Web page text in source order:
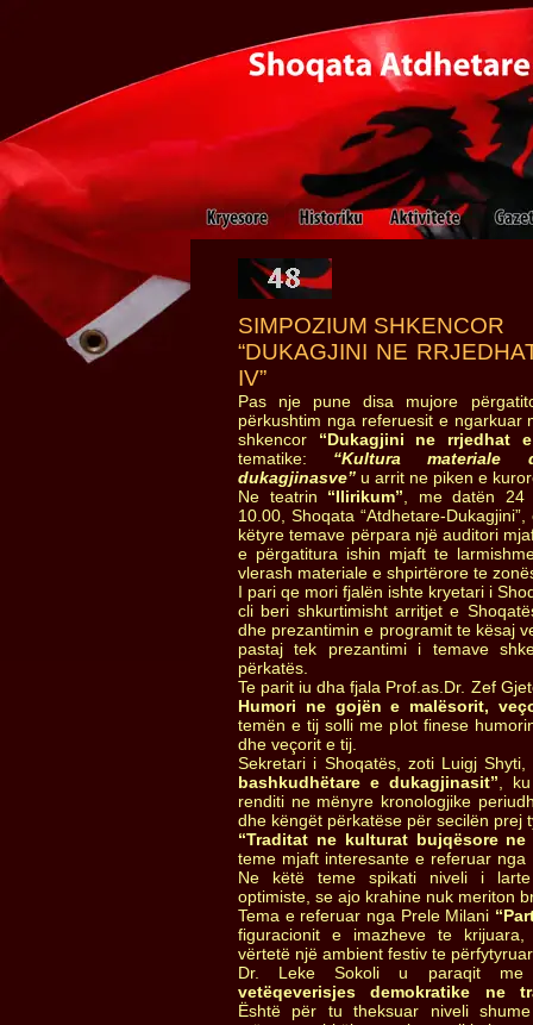
SIMPOZIUM SHKENCOR
“DUKAGJINI NE
IV”
Pas nje pune disa mujore
përkushtim nga referuesit e ngarkuar
shkencor “Dukagjini ne rrjedhat
tematike: “Kultura materiale
dukagjinasve” u arrit ne piken e
Ne teatrin “Ilirikum” , me datën
10.00, Shoqata “Atdhetare-
këtyre temave përpara një auditori
e përgatitura ishin mjaft te
vlerash materiale e shpirtërore te
I pari qe mori fjalën ishte kryetari i
cli beri shkurtimisht arritjet e
dhe prezantimin e programit te kësaj
pastaj tek prezantimi i temave
përkatës.
Te parit iu dha fjala Prof.as.Dr. Zef
Humori ne gojën e malësorit,
temën e tij solli me plot finese
dhe veçorit e tij.
Sekretari i Shoqatës, zoti Luigj
bashkudhëtare e dukagjinasit” ,
renditi ne mënyre kronologjike
dhe këngët përkatëse për secilën prej
“Traditat ne kulturat bujqësore ne
teme mjaft interesante e referuar nga
Ne këtë teme spikati niveli i
optimiste, se ajo krahine nuk meriton
Tema e referuar nga Prele Milani
figuracionit e imazheve te
vërtetë një ambient festiv te
Dr. Leke Sokoli u paraqit
vetëqeverisjes demokratike ne
Është për tu theksuar niveli